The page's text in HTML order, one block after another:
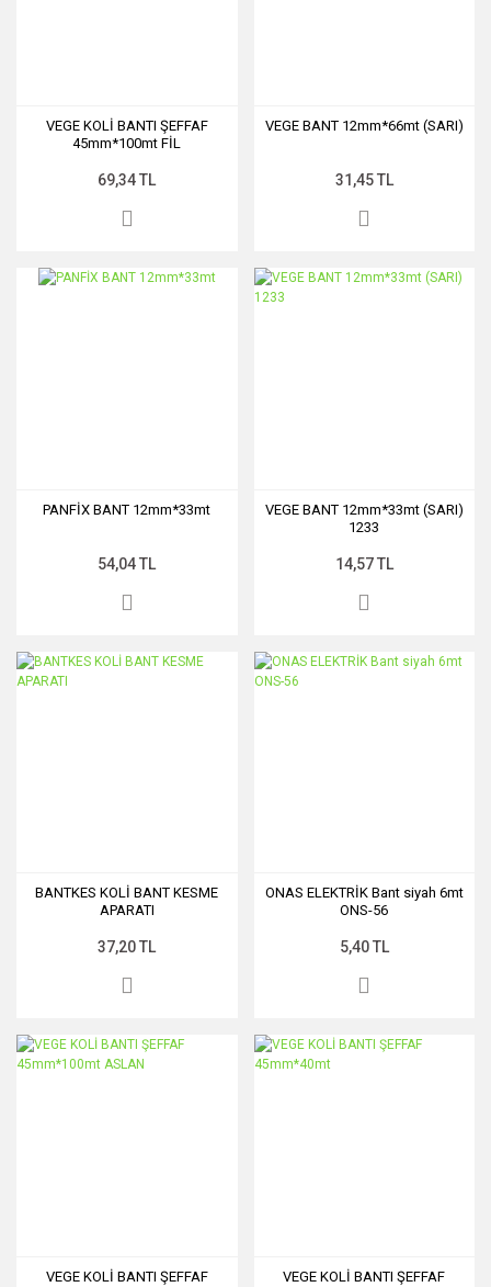
VEGE KOLİ BANTI ŞEFFAF
45mm*100mt FİL
69,34 TL
VEGE BANT 12mm*66mt (SARI)
31,45 TL
PANFİX BANT 12mm*33mt
54,04 TL
VEGE BANT 12mm*33mt (SARI)
1233
14,57 TL
BANTKES KOLİ BANT KESME
APARATI
37,20 TL
ONAS ELEKTRİK Bant siyah 6mt
ONS-56
5,40 TL
VEGE KOLİ BANTI ŞEFFAF
VEGE KOLİ BANTI ŞEFFAF